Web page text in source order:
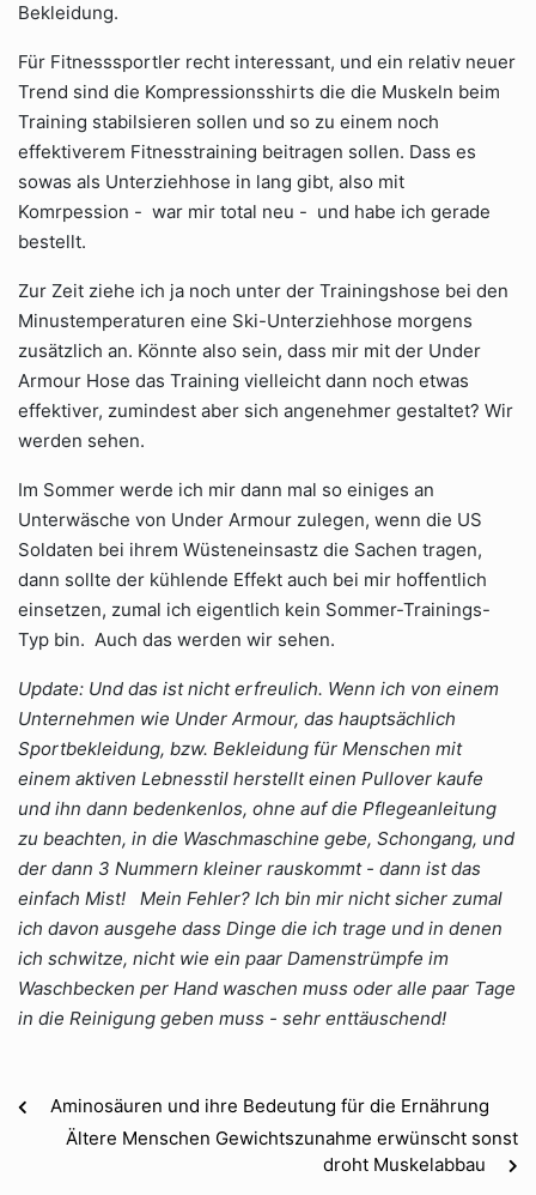
Bekleidung.
Für Fitnesssportler recht interessant, und ein relativ neuer
Trend sind die Kompressionsshirts die die Muskeln beim
Training stabilsieren sollen und so zu einem noch
effektiverem Fitnesstraining beitragen sollen. Dass es
sowas als Unterziehhose in lang gibt, also mit
Komrpession - war mir total neu - und habe ich gerade
bestellt.
Zur Zeit ziehe ich ja noch unter der Trainingshose bei den
Minustemperaturen eine Ski-Unterziehhose morgens
zusätzlich an. Könnte also sein, dass mir mit der Under
Armour Hose das Training vielleicht dann noch etwas
effektiver, zumindest aber sich angenehmer gestaltet? Wir
werden sehen.
Im Sommer werde ich mir dann mal so einiges an
Unterwäsche von Under Armour zulegen, wenn die US
Soldaten bei ihrem Wüsteneinsastz die Sachen tragen,
dann sollte der kühlende Effekt auch bei mir hoffentlich
einsetzen, zumal ich eigentlich kein Sommer-Trainings-
Typ bin. Auch das werden wir sehen.
Update: Und das ist nicht erfreulich. Wenn ich von einem
Unternehmen wie Under Armour, das hauptsächlich
Sportbekleidung, bzw. Bekleidung für Menschen mit
einem aktiven Lebnesstil herstellt einen Pullover kaufe
und ihn dann bedenkenlos, ohne auf die Pflegeanleitung
zu beachten, in die Waschmaschine gebe, Schongang, und
der dann 3 Nummern kleiner rauskommt - dann ist das
einfach Mist! Mein Fehler? Ich bin mir nicht sicher zumal
ich davon ausgehe dass Dinge die ich trage und in denen
ich schwitze, nicht wie ein paar Damenstrümpfe im
Waschbecken per Hand waschen muss oder alle paar Tage
in die Reinigung geben muss - sehr enttäuschend!
Aminosäuren und ihre Bedeutung für die Ernährung
Ältere Menschen Gewichtszunahme erwünscht sonst
droht Muskelabbau